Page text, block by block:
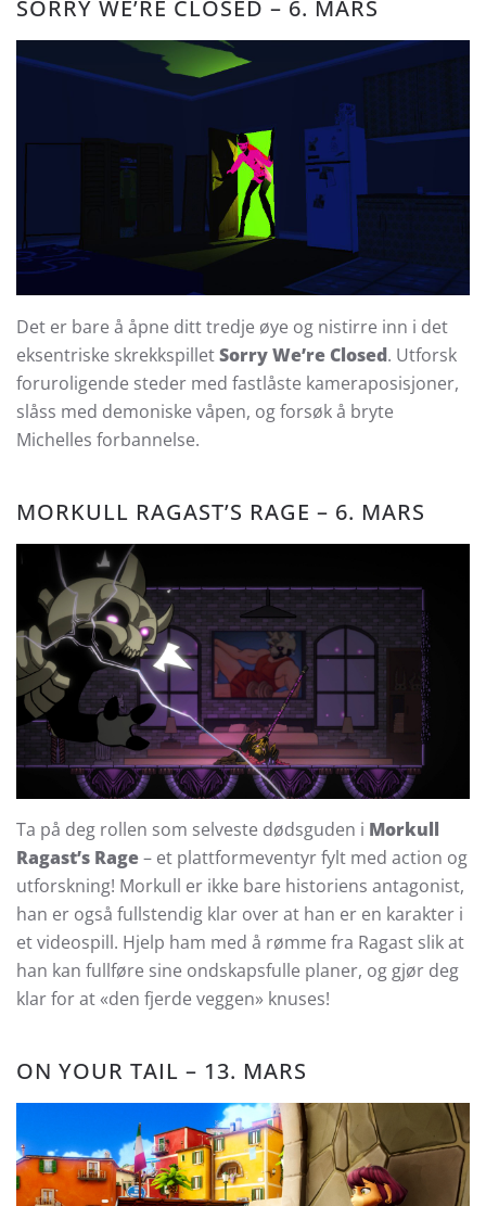
SORRY WE’RE CLOSED – 6. MARS
Det er bare å åpne ditt tredje øye og nistirre inn i det
eksentriske skrekkspilletSorry We’re Closed. Utforsk
foruroligende steder med fastlåste kameraposisjoner,
slåss med demoniske våpen, og forsøk å bryte
Michelles forbannelse.
MORKULL RAGAST’S RAGE – 6. MARS
Ta på deg rollen som selveste dødsguden i Morkull
Ragast’s Rage– et plattformeventyr fylt med action og
utforskning! Morkull er ikke bare historiens antagonist,
han er også fullstendig klar over at han er en karakter i
et videospill. Hjelp ham med å rømme fra Ragast slik at
han kan fullføre sine ondskapsfulle planer, og gjør deg
klar for at «den fjerde veggen» knuses!
ON YOUR TAIL – 13. MARS